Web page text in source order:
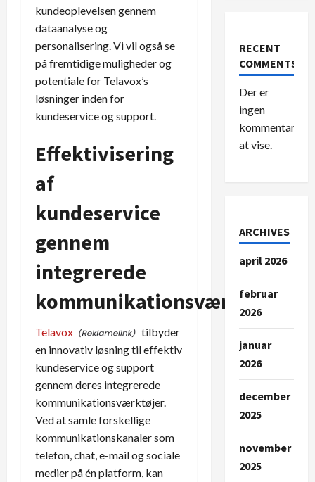
kundeoplevelsen gennem
dataanalyse og
personalisering. Vi vil også se
på fremtidige muligheder og
potentiale for Telavox’s
løsninger inden for
kundeservice og support.
Effektivisering
af
kundeservice
gennem
integrerede
kommunikationsværktøjer
Telavox
tilbyder
en innovativ løsning til effektiv
kundeservice og support
gennem deres integrerede
kommunikationsværktøjer.
Ved at samle forskellige
kommunikationskanaler som
telefon, chat, e-mail og sociale
medier på én platform, kan
RECENT
COMMENTS
Der er
ingen
kommentarer
at vise.
ARCHIVES
april 2026
februar
2026
januar
2026
december
2025
november
2025